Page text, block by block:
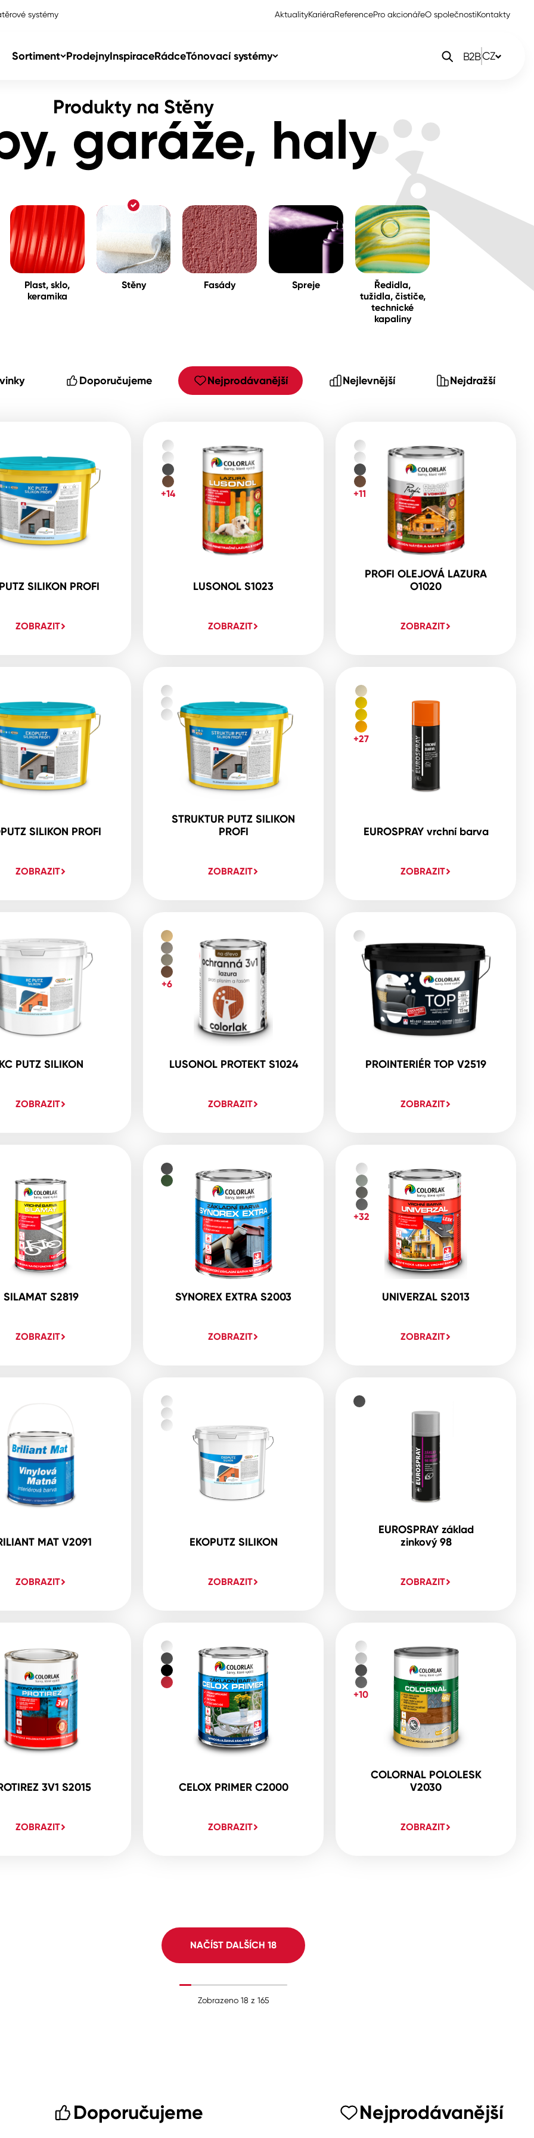
systémy AktualityKariéraReferencePro akcionářeO společnostiKontakty
Sortiment ProdejnyInspiraceRádceTónovací systémy B2BCZ
EN
Colorlak Profi
Produkty na Stěny
garáže, haly
Plast, sklo,
keramika
Stěny Fasády Spreje
Ředidla,
tužidla, čističe,
technické
kapaliny
Doporučujeme Nejprodávanější Nejlevnější Nejdražší
SILIKON PROFI
ZOBRAZIT
LUSONOL S1023
ZOBRAZIT
+14
PROFI OLEJOVÁ LAZURA
O1020
ZOBRAZIT
+11
SILIKON PROFI
ZOBRAZIT
STRUKTUR PUTZ SILIKON
PROFI
ZOBRAZIT
EUROSPRAY vrchní barva
ZOBRAZIT
+27
PUTZ SILIKON
ZOBRAZIT
LUSONOL PROTEKT S1024
ZOBRAZIT
+6
PROINTERIÉR TOP V2519
ZOBRAZIT
SILAMAT S2819
ZOBRAZIT
SYNOREX EXTRA S2003
ZOBRAZIT
UNIVERZAL S2013
ZOBRAZIT
+32
MAT V2091
ZOBRAZIT
EKOPUTZ SILIKON
ZOBRAZIT
EUROSPRAY základ
zinkový 98
ZOBRAZIT
3V1 S2015
ZOBRAZIT
CELOX PRIMER C2000
ZOBRAZIT
COLORNAL POLOLESK
V2030
ZOBRAZIT
+10
NAČÍST DALŠÍCH 18
Zobrazeno 18 z 165
Doporučujeme Nejprodávanější